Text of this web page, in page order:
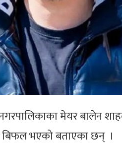
मेयर बालेन
बिफल भएको बताएका छन् ।